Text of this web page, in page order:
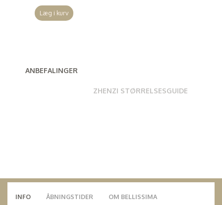
Læg i kurv
ANBEFALINGER
ZHENZI STØRRELSESGUIDE
INFO ÅBNINGSTIDER OM BELLISSIMA